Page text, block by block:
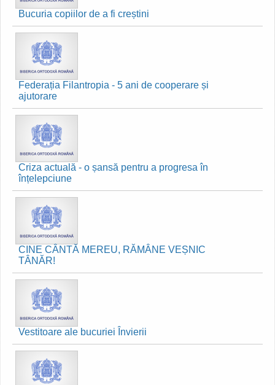
Bucuria copiilor de a fi creștini
Federația Filantropia - 5 ani de cooperare și
ajutorare
Criza actuală - o șansă pentru a progresa în
înțelepciune
CINE CÂNTĂ MEREU, RĂMÂNE VEȘNIC
TÂNĂR!
Vestitoare ale bucuriei Învierii